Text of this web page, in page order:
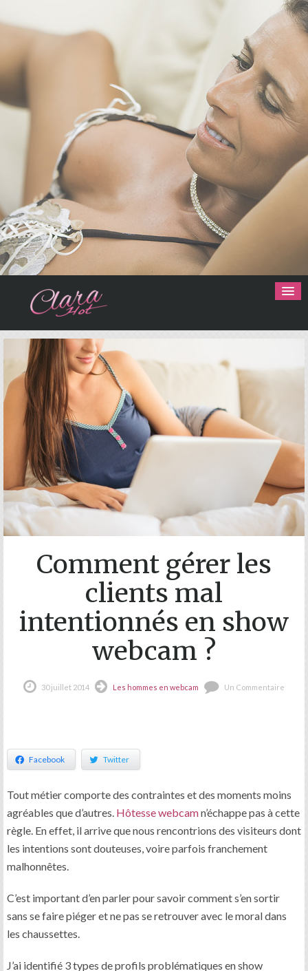
Qui suis-je ?
Mes photos sexy
Coaching gratuit
Contactez moi
Search
Comment gérer les
clients mal
intentionnés en show
webcam ?
30 juillet 2014 Les hommes en webcam Un Commentaire
Facebook Twitter
Tout métier comporte des contraintes et des moments moins
agréables que d’autres. Hôtesse webcamn’échappe pas à cette
règle. En effet, il arrive que nous rencontrions des visiteurs dont
les intentions sont douteuses, voire parfois franchement
malhonnêtes.
C’est important d’en parler pour savoir comment s’en sortir
sans se faire piéger et ne pas se retrouver avec le moral dans
les chaussettes.
J’ai identifié 3 types de profils problématiques en show